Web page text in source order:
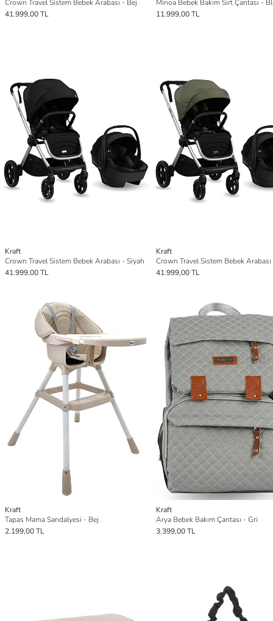
Crown Travel Sistem Bebek Arabası - Bej
41.999,00 TL
Minoa Bebek Bakım Sırt Çantası -
11.999,00 TL
Kraft
Crown Travel Sistem Bebek Arabası - Siyah
41.999,00 TL
Kraft
Crown Travel Sistem Bebek
41.999,00 TL
Kraft
Tapas Mama Sandalyesi - Bej
2.199,00 TL
Kraft
Arya Bebek Bakım Çantası - Gri
3.399,00 TL